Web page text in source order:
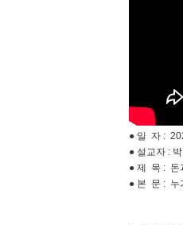
● 일 자 :
● 설교자 :
● 제 목 : 돈
● 본 문 : 누